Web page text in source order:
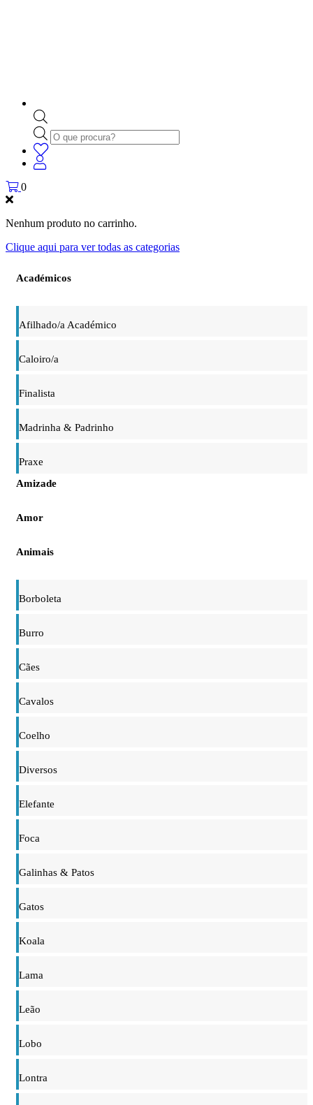
Products
search
0
Nenhum produto no carrinho.
Clique aqui para ver todas as categorias
Académicos
Afilhado/a Académico
Caloiro/a
Finalista
Madrinha & Padrinho
Praxe
Amizade
Amor
Animais
Borboleta
Burro
Cães
Cavalos
Coelho
Diversos
Elefante
Foca
Galinhas & Patos
Gatos
Koala
Lama
Leão
Lobo
Lontra